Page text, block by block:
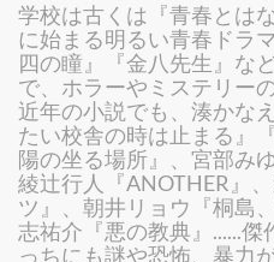
学校は古くは『青春とは
に始まる明るい青春ドラ
四の瞳』『金八先生』な
で、ホラーやミステリー
近年の小説でも、湊かな
たい校舎の時は止まる』
陽の坐る場所』、宮部み
綾辻行人『ANOTHER』
ツ』、朝井リョウ『桐島
志祐介『悪の教典』......傑
っちにも謎や恐怖、暴力